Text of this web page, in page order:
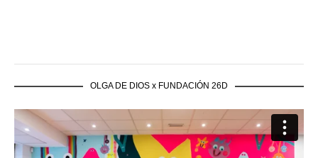
OLGA DE DIOS x FUNDACIÓN 26D